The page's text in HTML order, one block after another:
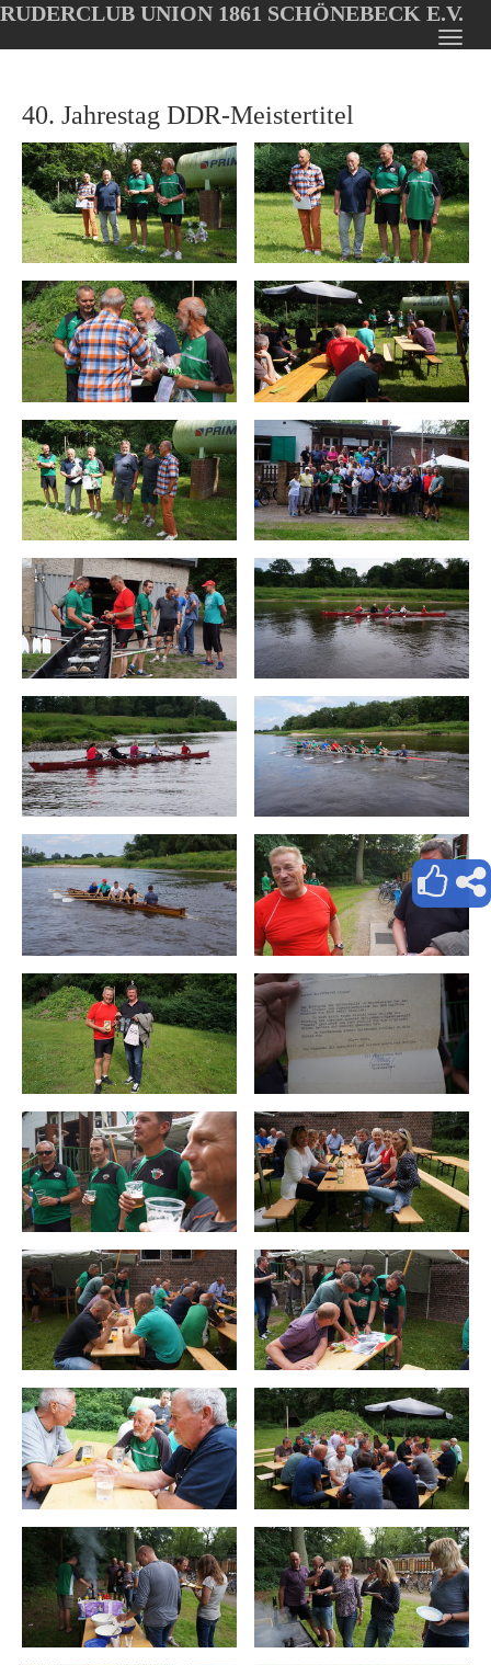
Oops, an error occurred! Code: 202608070714024591d1ba
main
content
RUDERCLUB UNION 1861 SCHÖNEBECK E.V.
40. Jahrestag DDR-Meistertitel